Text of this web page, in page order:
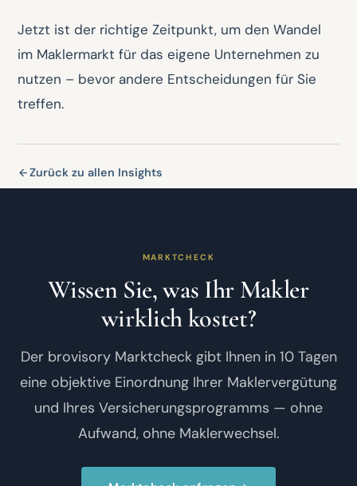
Jetzt ist der richtige Zeitpunkt, um den Wandel
im Maklermarkt für das eigene Unternehmen zu
nutzen – bevor andere Entscheidungen für Sie
treffen.
Zurück zu allen Insights
MARKTCHECK
Wissen Sie, was Ihr Makler
wirklich kostet?
Der brovisory Marktcheck gibt Ihnen in 10 Tagen
eine objektive Einordnung Ihrer Maklervergütung
und Ihres Versicherungsprogramms — ohne
Aufwand, ohne Maklerwechsel.